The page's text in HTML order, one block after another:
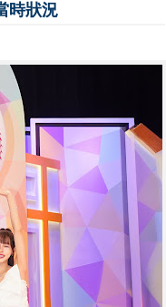
時狀況